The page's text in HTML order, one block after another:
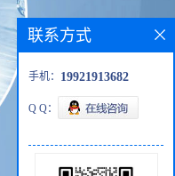
联系方式
手机： 19921913682
Q Q：